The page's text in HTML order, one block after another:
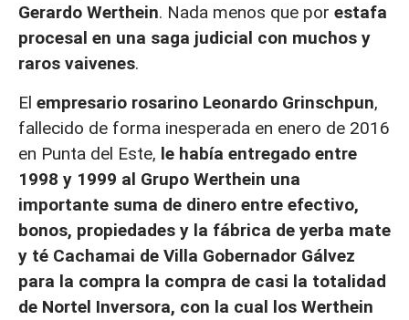
Gerardo Werthein. Nada menos que por estafa
procesal en una saga judicial con muchos y
raros vaivenes.
El empresario rosarino Leonardo Grinschpun,
fallecido de forma inesperada en enero de 2016
en Punta del Este, le había entregado entre
1998 y 1999 al Grupo Werthein una
importante suma de dinero entre efectivo,
bonos, propiedades y la fábrica de yerba mate
y té Cachamai de Villa Gobernador Gálvez
para la compra la compra de casi la totalidad
de Nortel Inversora, con la cual los Werthein